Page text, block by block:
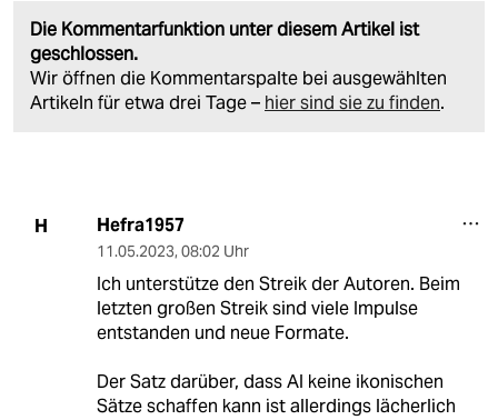
Die Kommentarfunktion unter diesem Artikel ist
geschlossen.
Wir öffnen die Kommentarspalte bei ausgewählten
Artikeln für etwa drei Tage – hier sind sie zu finden.
H Hefra1957
11.05.2023, 08:02 Uhr
Ich unterstütze den Streik der Autoren. Beim
letzten großen Streik sind viele Impulse
entstanden und neue Formate.
Der Satz darüber, dass AI keine ikonischen
Sätze schaffen kann ist allerdings lächerlich